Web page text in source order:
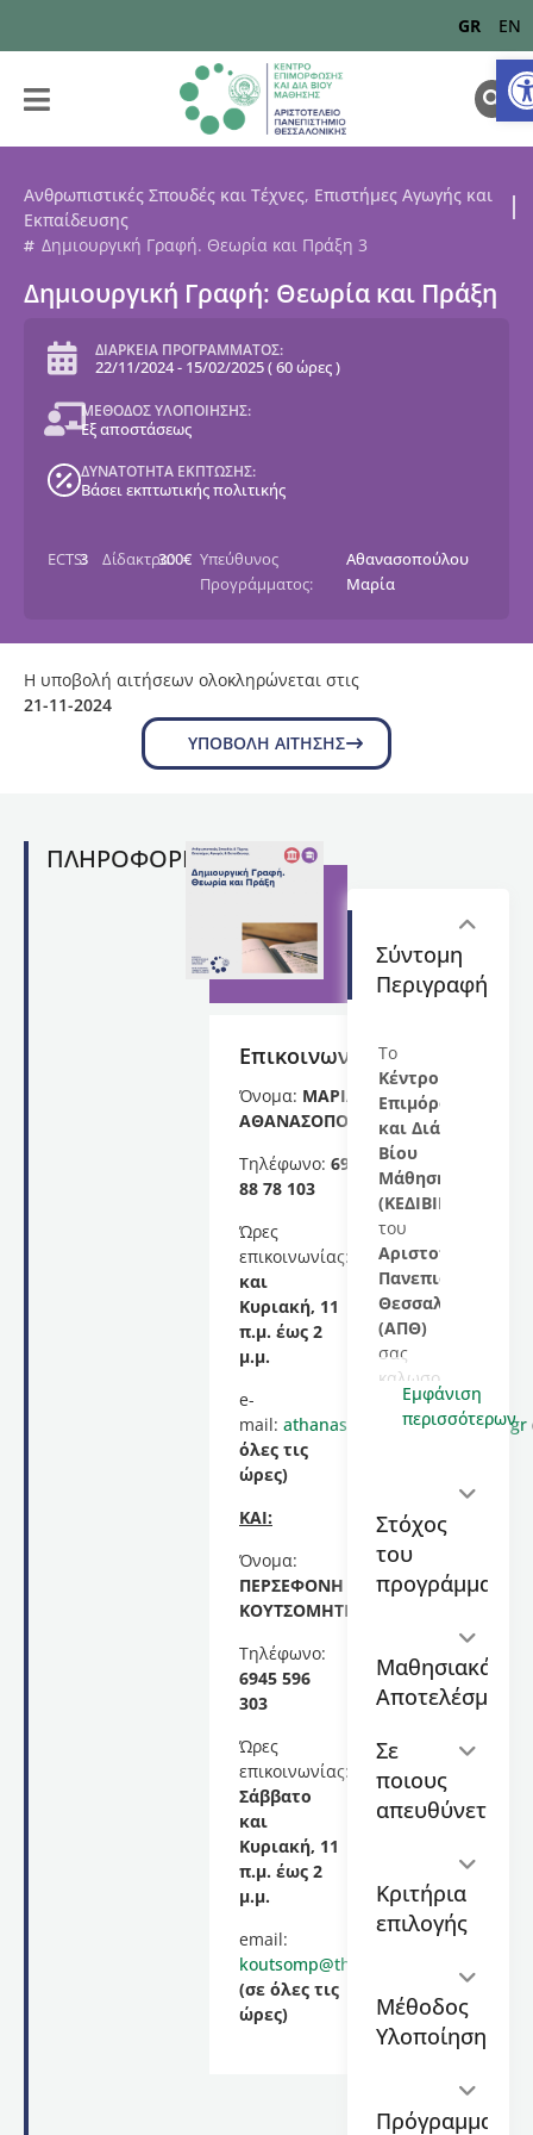
GR EN
Ανθρωπιστικές Σπουδές και Τέχνες, Επιστήμες Αγωγής και
Εκπαίδευσης
Δημιουργική Γραφή. Θεωρία και Πράξη 3
Δημιουργική Γραφή: Θεωρία και Πράξη
ΔΙΑΡΚΕΙΑ ΠΡΟΓΡΑΜΜΑΤΟΣ:
22/11/2024- 15/02/2025(60 ώρες)
ΜΕΘΟΔΟΣ ΥΛΟΠΟΙΗΣΗΣ:
Εξ αποστάσεως
ΔΥΝΑΤΟΤΗΤΑ ΕΚΠΤΩΣΗΣ:
Βάσει εκπτωτικής πολιτικής
ECTS:3 Δίδακτρα:300€ Υπεύθυνος
Προγράμματος:
Αθανασοπούλου
Μαρία
Η υποβολή αιτήσεων ολοκληρώνεται στις
21-11-2024
ΥΠΟΒΟΛΉ ΑΊΤΗΣΗΣ
ΠΛΗΡΟΦΟΡΙΕΣ
Επικοινωνία
Όνομα: ΜΑΡΙΑ
ΑΘΑΝΑΣΟΠΟΥΛΟΥ
Τηλέφωνο: 693
88 78 103
Ώρες
επικοινωνίας:
Σάββατο
και
Κυριακή, 11
π.μ. έως 2
μ.μ.
e-
mail: athanasopoulou@thea.auth.gr
όλες τις
ώρες)
ΚΑΙ:
Όνομα:
ΠΕΡΣΕΦΟΝΗ
ΚΟΥΤΣΟΜΗΤΡΟΠΟΥΛΟΥ
Τηλέφωνο:
6945 596
303
Ώρες
επικοινωνίας:
Σάββατο
και
Κυριακή, 11
π.μ. έως 2
μ.μ.
email:
koutsomp@thea.auth.gr
(σε όλες τις
ώρες)
Σύντομη
Περιγραφή
Το
Κέντρο
Επιμόρφωσης
και Διά
Βίου
Μάθησης
(ΚΕΔΙΒΙΜ)
του
Αριστοτελείου
Πανεπιστημίου
Θεσσαλονίκης
(ΑΠΘ)
σας
καλωσορίζει
στο
εκπαιδευτικό
“Δημιουργική
Γραφή.
Θεωρία
και
διάρκειας
60
το
οποίο
θα
μέθοδο
της
σύγχρονης
αποστάσεως
εκπαίδευσης
και θα
υλοποιηθεί
πλατφόρμας
Εμφάνιση
περισσότερων
Στόχος
του
προγράμματος
Μαθησιακά
Αποτελέσματα
Σε
ποιους
απευθύνεται
Κριτήρια
επιλογής
Μέθοδος
Υλοποίησης
Πρόγραμμα